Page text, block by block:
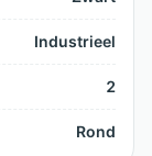
Industrieel
2
Rond